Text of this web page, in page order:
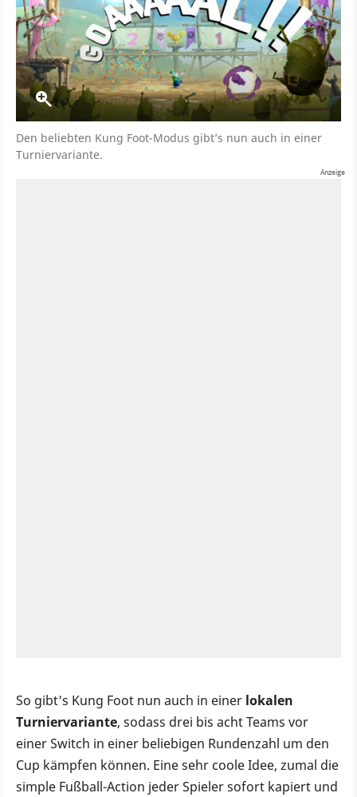
Den beliebten Kung Foot-Modus gibt’s nun auch in einer
Turniervariante.
So gibt's Kung Foot nun auch in einer lokalen
Turniervariante, sodass drei bis acht Teams vor
einer Switch in einer beliebigen Rundenzahl um den
Cup kämpfen können. Eine sehr coole Idee, zumal die
simple Fußball-Action jeder Spieler sofort kapiert und